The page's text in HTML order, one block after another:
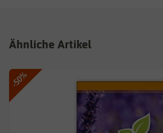
Ähnliche Artikel
-50%